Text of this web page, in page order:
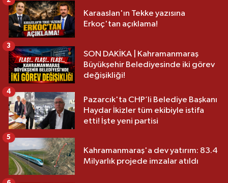
Karaaslan'ın Tekke yazısına
Erkoç'tan açıklama!
SON DAKİKA | Kahramanmaraş
Büyükşehir Belediyesinde iki görev
değişikliği!
3
Pazarcık'ta CHP’li Belediye Başkanı
Haydar İkizler tüm ekibiyle istifa
etti! İşte yeni partisi
4
Kahramanmaraş'a dev yatırım: 83.4
Milyarlık projede imzalar atıldı
5